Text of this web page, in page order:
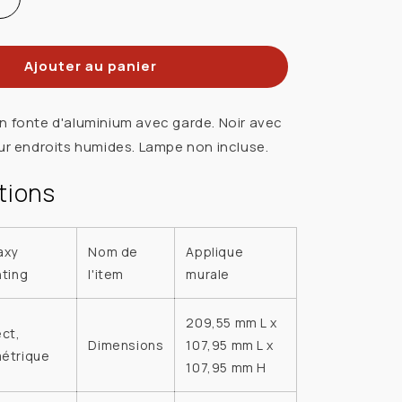
Réduire
quantité
GALAXY
LIGHTING
BLK
murale
décorative
Noir
Ajouter au panier
fonte d'aluminium avec garde. Noir avec
endroits humides. Lampe non incluse.
Nom de
l'item
Applique
murale
Dimensions
209,55 mm L x
107,95 mm L x
107,95 mm H